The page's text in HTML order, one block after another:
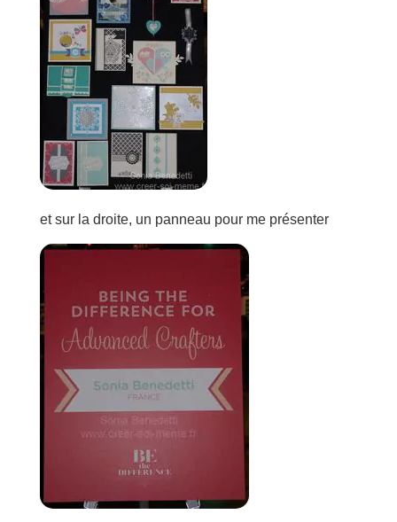
et sur la droite, un panneau pour me présenter